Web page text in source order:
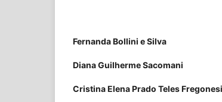
Fernanda Bollini e Silva
Diana Guilherme Sacomani
Cristina Elena Prado Teles Fregonesi